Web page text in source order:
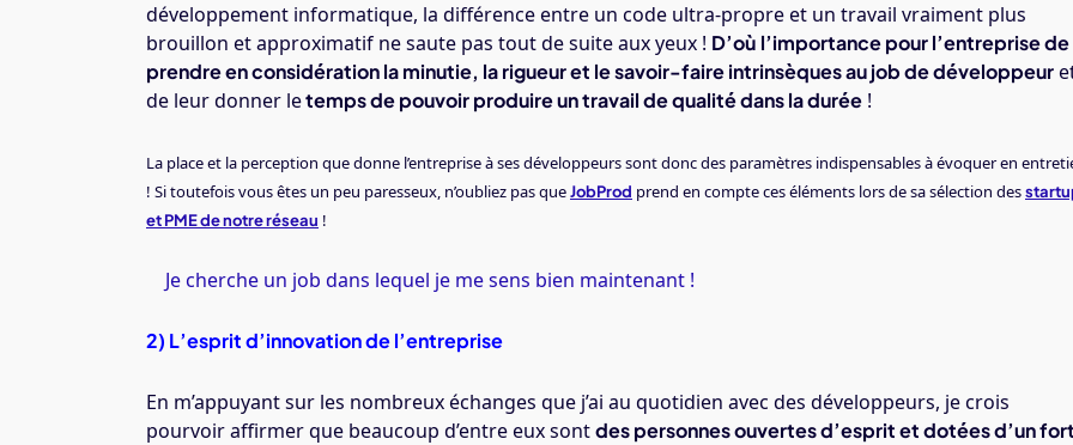
développement informatique, la différence entre un code ultra-propre et un travail vraiment plus
brouillon et approximatif ne saute pas tout de suite aux yeux ! D’où l’importance pour l’entreprise de
prendre en considération la minutie, la rigueur et le savoir-faire intrinsèques au job de développeur
de leur donner letemps de pouvoir produire un travail de qualité dans la durée !
La place et la perception que donne l’entreprise à ses développeurs sont donc des paramètres indispensables à évoquer en
! Si toutefois vous êtes un peu paresseux, n’oubliez pas queJobProd prend en compte ces éléments lors de sa sélection des
et PME de notre réseau !
Je cherche un job dans lequel je me sens bien maintenant !
2) L’esprit d’innovation de l’entreprise
En m’appuyant sur les nombreux échanges que j’ai au quotidien avec des développeurs, je crois
pourvoir affirmer que beaucoup d’entre eux sontdes personnes ouvertes d’esprit et dotées d’un